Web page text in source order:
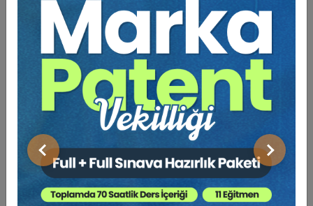
Önceki Sonraki
Kesiliyor ?
I. Ticari İşletmenin Devri (TTK m. 11/3) Bağlamında
Kiracılık Hakkının Önemi
Ticari işletmelerin devri bağlamında oldukça önemli bir
yere sahip olan ve modern hukuk sistemlerinde ticari
işletmenin malvarlığı unsurları arasında sayılan
değerlerden bir tanesi müşteri çevresidir (peştemaliye,
good-will). En genel haliyle ifade edilecek olursa,
müşteri çevresi işletmeden mal veya hizmet talep
etmek suretiyle işletme ile devamlı olarak ilişki içinde